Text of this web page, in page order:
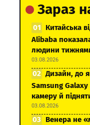
Зараз
Китайська
Alibaba
людини
03.08.2026
Дизайн, до
Samsung
камеру й
03.08.2026
Венера не